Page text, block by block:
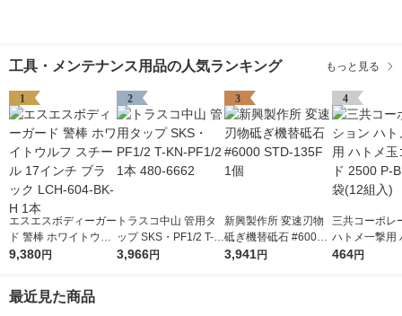
工具・メンテナンス用品の人気ランキング もっと見る
1
エスエスボディーガー
ド 警棒 ホワイトウル
フ スチール 17インチ
9,380円
2
トラスコ中山 管用タ
ップ SKS・PF1/2 T-K
N-PF1/2 1本 480-666
3,966円
3
新興製作所 変速刃物
砥ぎ機替砥石 #6000
STD-135F 1個
3,941円
4
三共コーポレ
ハトメ一撃用
玉ゴールド
464円
最近見た商品